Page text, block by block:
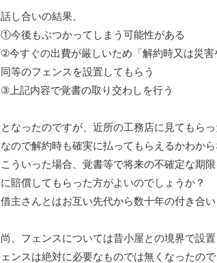
話し合いの結果、
①今後もぶつかってしまう可能性がある
②今すぐの出費が厳しいため「解約時又は災
同等のフェンスを設置してもらう
③上記内容で覚書の取り交わしを行う
となったのですが、近所の工務店に見てもら
なので解約時も確実に払ってもらえるかわか
こういった場合、覚書等で将来の不確定な期
に賠償してもらった方がよいのでしょうか？
借主さんとはお互い先代から数十年の付き合い
尚、フェンスについては昔小屋との境界で設
ェンスは絶対に必要なものでは無くなったの